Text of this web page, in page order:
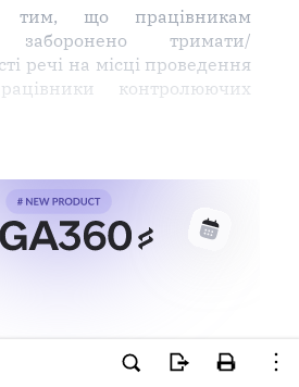
що працівникам
заборонено тримати/
речі на місці проведення
контролюючих
використати
для професійної